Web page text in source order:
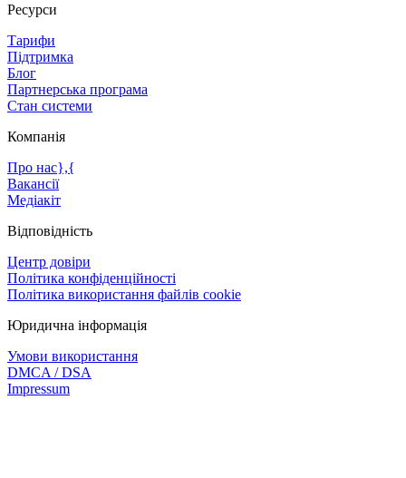
Ресурси
Тарифи
Підтримка
Блог
Партнерська програма
Стан системи
Компанія
Про нас},{
Вакансії
Медіакіт
Відповідність
Центр довіри
Політика конфіденційності
Політика використання файлів cookie
Юридична інформація
Умови використання
DMCA / DSA
Impressum